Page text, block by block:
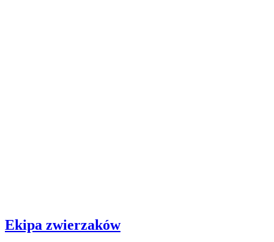
Ekipa zwierzaków